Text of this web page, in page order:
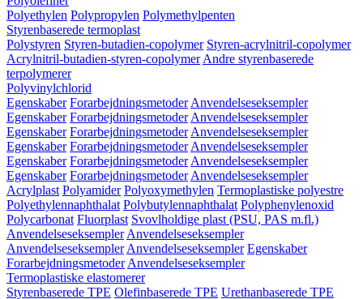
Polyethylen Polypropylen Polymethylpenten
Styrenbaserede termoplast
Polystyren Styren-butadien-copolymer Styren-acrylnitril-copolymer
Acrylnitril-butadien-styren-copolymer Andre styrenbaserede
terpolymerer
Polyvinylchlorid
Egenskaber Forarbejdningsmetoder Anvendelseseksempler
Egenskaber Forarbejdningsmetoder Anvendelseseksempler
Egenskaber Forarbejdningsmetoder Anvendelseseksempler
Egenskaber Forarbejdningsmetoder Anvendelseseksempler
Egenskaber Forarbejdningsmetoder Anvendelseseksempler
Egenskaber Forarbejdningsmetoder Anvendelseseksempler
Acrylplast Polyamider Polyoxymethylen Termoplastiske polyestre
Polyethylennaphthalat Polybutylennaphthalat Polyphenylenoxid
Polycarbonat Fluorplast Svovlholdige plast (PSU, PAS m.fl.)
Anvendelseseksempler Anvendelseseksempler
Anvendelseseksempler Anvendelseseksempler Egenskaber
Forarbejdningsmetoder Anvendelseseksempler
Termoplastiske elastomerer
Styrenbaserede TPE Olefinbaserede TPE Urethanbaserede TPE